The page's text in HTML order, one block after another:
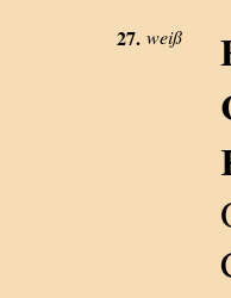
27. weiß